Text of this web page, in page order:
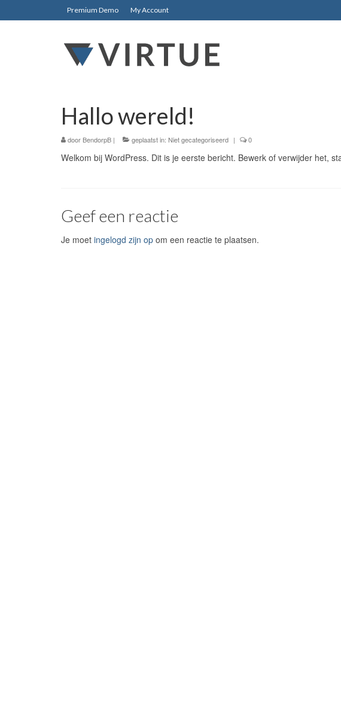
Premium Demo My Account
Hallo wereld!
door BendorpB | geplaatst in: Niet gecategoriseerd | 0
Welkom bij WordPress. Dit is je eerste bericht. Bewerk of verwijder het,
Geef een reactie
Je moet ingelogd zijn op om een reactie te plaatsen.